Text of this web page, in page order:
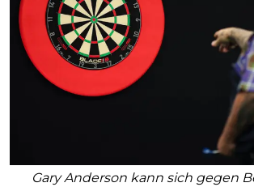
Gary Anderson kann sich gegen